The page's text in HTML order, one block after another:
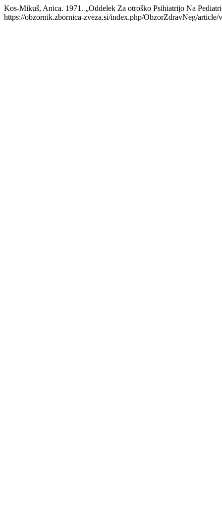
Kos-Mikuš, Anica. 1971. „Oddelek Za otroško Psihiatrijo Na
https://obzornik.zbornica-zveza.si/index.php/ObzorZdravNeg/article/